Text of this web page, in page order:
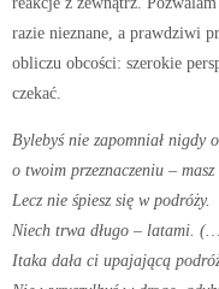
razie nieznane, a prawdziwi
obliczu obcości: szerokie
czekać.
Bylebyś nie zapomniał nigdy
o twoim przeznaczeniu –
Lecz nie śpiesz się w podróży.
Niech trwa długo – latami.
Itaka dała ci upajającą